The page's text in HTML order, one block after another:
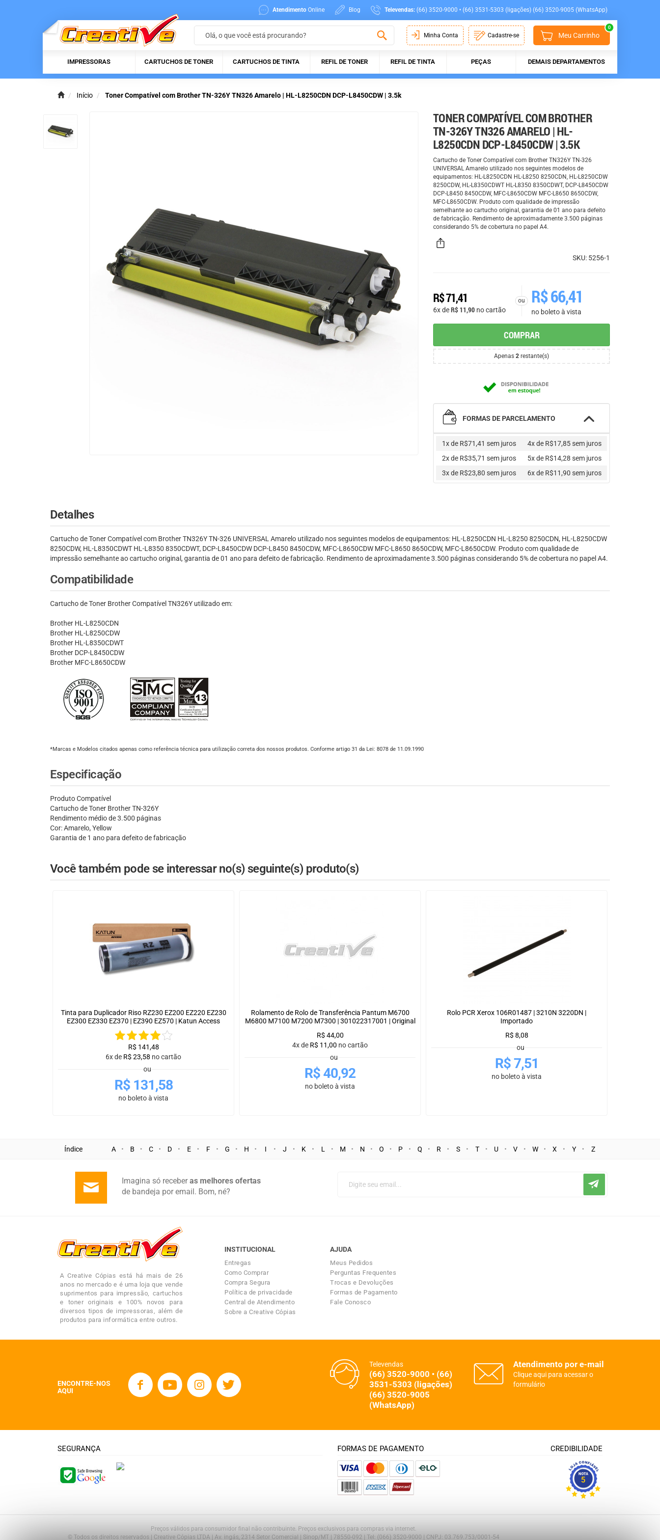
Atendimento Online Blog Televendas: (66) 3520-9000 • (66) 3531-5303 (ligações) (66) 3520-9005 (WhatsApp)
Minha Conta Cadastre-se Meu Carrinho
0
IMPRESSORAS CARTUCHOS DE TONER CARTUCHOS DE TINTA REFIL DE TONER REFIL DE TINTA PEÇAS DEMAIS DEPARTAMENTOS
Início Toner Compatível com Brother TN-326Y TN326 Amarelo | HL-L8250CDN DCP-L8450CDW | 3.5k
TONER COMPATÍVEL COM BROTHER
TN-326Y TN326 AMARELO | HL-
L8250CDN DCP-L8450CDW | 3.5K
Cartucho de Toner Compatível com Brother TN326Y TN-326
UNIVERSAL Amarelo utilizado nos seguintes modelos de
equipamentos: HL-L8250CDN HL-L8250 8250CDN, HL-L8250CDW
8250CDW, HL-L8350CDWT HL-L8350 8350CDWT, DCP-L8450CDW
DCP-L8450 8450CDW, MFC-L8650CDW MFC-L8650 8650CDW,
MFC-L8650CDW. Produto com qualidade de impressão
semelhante ao cartucho original, garantia de 01 ano para defeito
de fabricação. Rendimento de aproximadamente 3.500 páginas
considerando 5% de cobertura no papel A4.
SKU: 5256-1
R$71,41
6x deR$ 11,90 no cartão
ou R$66,41
no boleto à vista
COMPRAR
Apenas 2 restante(s)
FORMAS DE PARCELAMENTO
1x de R$71,41 sem juros
2x de R$35,71 sem juros
3x de R$23,80 sem juros
4x de R$17,85sem juros
5x de R$14,28 sem juros
6x de R$11,90 sem juros
Detalhes
Cartucho de Toner Compatível com Brother TN326Y TN-326 UNIVERSAL Amarelo utilizado nos seguintes modelos de equipamentos: HL-L8250CDN HL-L8250 8250CDN, HL-L8250CDW
8250CDW, HL-L8350CDWT HL-L8350 8350CDWT, DCP-L8450CDW DCP-L8450 8450CDW, MFC-L8650CDW MFC-L8650 8650CDW, MFC-L8650CDW. Produto com qualidade de
impressão semelhante ao cartucho original, garantia de 01 ano para defeito de fabricação. Rendimento de aproximadamente 3.500 páginas considerando 5% de cobertura no papel A4.
Compatibilidade
Cartucho de Toner Brother Compatível TN326Y utilizado em:
Brother HL-L8250CDN
Brother HL-L8250CDW
Brother HL-L8350CDWT
Brother DCP-L8450CDW
Brother MFC-L8650CDW
*Marcas e Modelos citados apenas como referência técnica para utilização correta dos nossos produtos. Conforme artigo 31 da Lei: 8078 de 11.09.1990
Especificação
Produto Compatível
Cartucho de Toner Brother TN-326Y
Rendimento médio de 3.500 páginas
Cor: Amarelo, Yellow
Garantia de 1 ano para defeito de fabricação
Você também pode se interessar no(s) seguinte(s) produto(s)
Tinta para Duplicador Riso RZ230 EZ200 EZ220 EZ230
EZ300 EZ330 EZ370 | EZ390 EZ570 | Katun Access
R$ 141,48
6x de R$ 23,58 no cartão
ou
R$131,58
no boleto à vista
Rolamento de Rolo de Transferência Pantum M6700
M6800 M7100 M7200 M7300 | 301022317001 | Original
R$ 44,00
4x de R$ 11,00 no cartão
ou
R$40,92
no boleto à vista
Rolo PCR Xerox 106R01487 | 3210N 3220DN |
Importado
R$ 8,08
ou
R$7,51
no boleto à vista
Índice A B C D E F G H I J K L M N O P Q R S T U V W X Y Z
Imagina só receberas melhores ofertas
de bandeja por email. Bom, né?
A Creative Cópias está há mais de 26
anos no mercado e é uma loja que vende
suprimentos para impressão, cartuchos
e toner originais e 100% novos para
diversos tipos de impressoras, além de
produtos para informática entre outros.
INSTITUCIONAL
Entregas
Como Comprar
Compra Segura
Política de privacidade
Central de Atendimento
Sobre a Creative Cópias
AJUDA
Meus Pedidos
Perguntas Frequentes
Trocas e Devoluções
Formas de Pagamento
Fale Conosco
ENCONTRE-NOS
AQUI
Televendas
(66) 3520-9000 • (66)
3531-5303 (ligações)
(66) 3520-9005
(WhatsApp)
Atendimento por e-mail
Clique aqui para acessar o
formulário
SEGURANÇA FORMAS DE PAGAMENTO CREDIBILIDADE
5
Preços válidos para consumidor final não contribuinte. Preços exclusivos para compras via internet.
© Todos os direitos reservados | Creative Cópias LTDA | Av. ingás, 2314 Setor Comercial | Sinop/MT | 78550-092 | Tel: (066) 3520-9000 | CNPJ: 03.769.753/0001-54